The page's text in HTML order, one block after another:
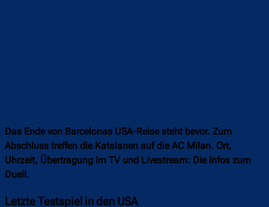
Das Ende von Barcelonas USA-Reise steht bevor. Zum
Abschluss treffen die Katalanen auf die AC Milan. Ort,
Uhrzeit, Übertragung im TV und Livestream: Die Infos zum
Duell.
Letzte Testspiel in den USA